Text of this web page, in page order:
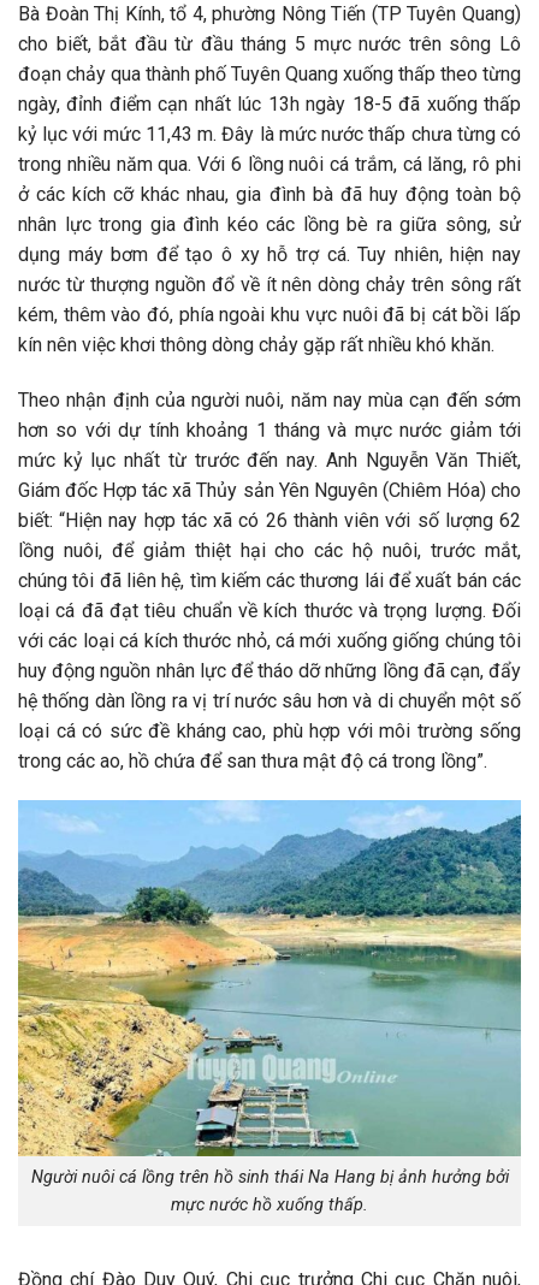
Bà Đoàn Thị Kính, tổ 4, phường Nông Tiến (TP Tuyên Quang)
cho biết, bắt đầu từ đầu tháng 5 mực nước trên sông Lô
đoạn chảy qua thành phố Tuyên Quang xuống thấp theo từng
ngày, đỉnh điểm cạn nhất lúc 13h ngày 18-5 đã xuống thấp
kỷ lục với mức 11,43 m. Đây là mức nước thấp chưa từng có
trong nhiều năm qua. Với 6 lồng nuôi cá trắm, cá lăng, rô phi
ở các kích cỡ khác nhau, gia đình bà đã huy động toàn bộ
nhân lực trong gia đình kéo các lồng bè ra giữa sông, sử
dụng máy bơm để tạo ô xy hỗ trợ cá. Tuy nhiên, hiện nay
nước từ thượng nguồn đổ về ít nên dòng chảy trên sông rất
kém, thêm vào đó, phía ngoài khu vực nuôi đã bị cát bồi lấp
kín nên việc khơi thông dòng chảy gặp rất nhiều khó khăn.
Theo nhận định của người nuôi, năm nay mùa cạn đến sớm
hơn so với dự tính khoảng 1 tháng và mực nước giảm tới
mức kỷ lục nhất từ trước đến nay. Anh Nguyễn Văn Thiết,
Giám đốc Hợp tác xã Thủy sản Yên Nguyên (Chiêm Hóa) cho
biết: “Hiện nay hợp tác xã có 26 thành viên với số lượng 62
lồng nuôi, để giảm thiệt hại cho các hộ nuôi, trước mắt,
chúng tôi đã liên hệ, tìm kiếm các thương lái để xuất bán các
loại cá đã đạt tiêu chuẩn về kích thước và trọng lượng. Đối
với các loại cá kích thước nhỏ, cá mới xuống giống chúng tôi
huy động nguồn nhân lực để tháo dỡ những lồng đã cạn, đẩy
hệ thống dàn lồng ra vị trí nước sâu hơn và di chuyển một số
loại cá có sức đề kháng cao, phù hợp với môi trường sống
trong các ao, hồ chứa để san thưa mật độ cá trong lồng”.
Người nuôi cá lồng trên hồ sinh thái Na Hang bị ảnh hưởng bởi
mực nước hồ xuống thấp.
Đồng chí Đào Duy Quý, Chi cục trưởng Chi cục Chăn nuôi,